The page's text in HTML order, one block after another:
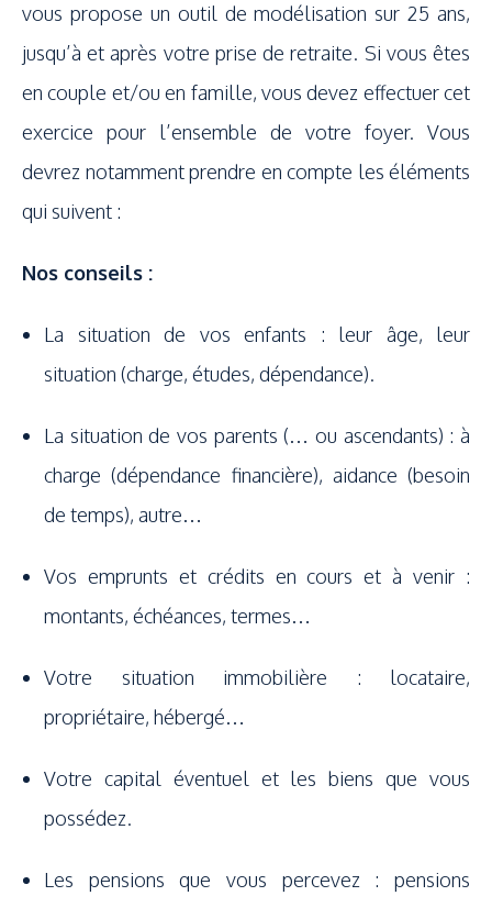
vous propose un outil de modélisation sur 25 ans,
jusqu’à et après votre prise de retraite. Si vous êtes
en couple et/ou en famille, vous devez effectuer cet
exercice pour l’ensemble de votre foyer. Vous
devrez notamment prendre en compte les éléments
qui suivent :
Nos conseils :
La situation de vos enfants : leur âge, leur
situation (charge, études, dépendance).
La situation de vos parents (… ou ascendants) : à
charge (dépendance financière), aidance (besoin
de temps), autre…
Vos emprunts et crédits en cours et à venir :
montants, échéances, termes…
Votre situation immobilière : locataire,
propriétaire, hébergé…
Votre capital éventuel et les biens que vous
possédez.
Les pensions que vous percevez : pensions